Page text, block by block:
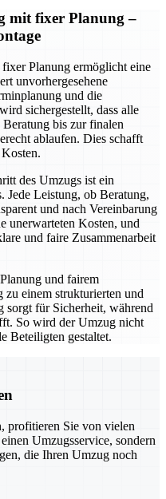
mit fixer Planung –
Planung ermöglicht eine
unvorhergesehene
und die
sichergestellt, dass alle
Beratung bis zur finalen
ablaufen. Dies schafft
des Umzugs ist ein
Jede Leistung, ob Beratung,
und nach Vereinbarung
unerwarteten Kosten, und
und faire Zusammenarbeit
und fairem
einem strukturierten und
sorgt für Sicherheit, während
So wird der Umzug nicht
Beteiligten gestaltet.
profitieren Sie von vielen
Umzugsservice, sondern
die Ihren Umzug noch